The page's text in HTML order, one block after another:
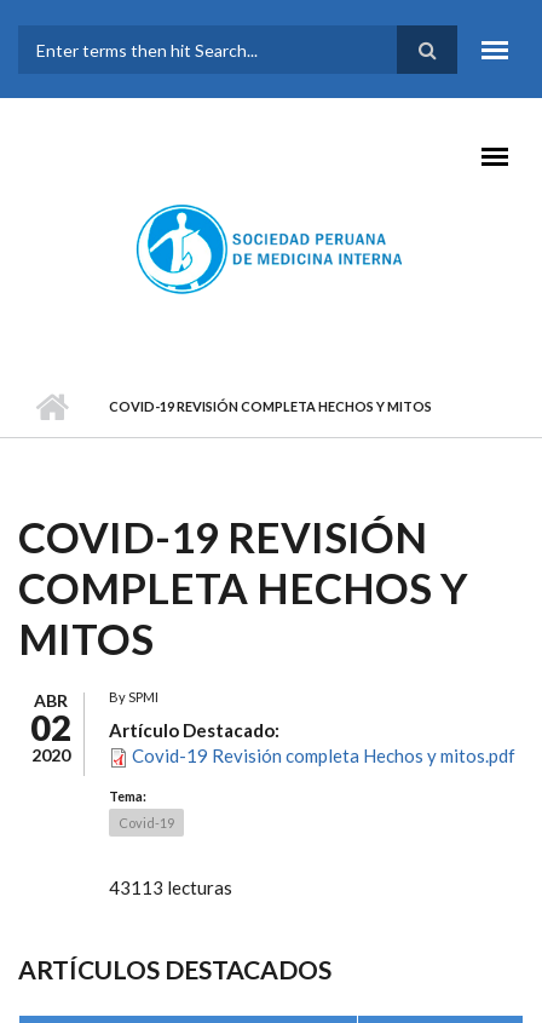
FORMULARIO DE
BÚSQUEDA
COVID-19 REVISIÓN COMPLETA HECHOS Y MITOS
COVID-19 REVISIÓN
COMPLETA HECHOS Y
MITOS
ABR
02
2020
BySPMI
Artículo Destacado:
Covid-19 Revisión completa Hechos y mitos.pdf
Tema:
Covid-19
43113 lecturas
ARTÍCULOS DESTACADOS